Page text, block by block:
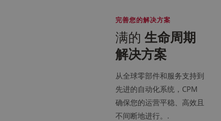
使用 CPM 的全面辅助产品系列增强您的粒度减小装
置，这些产品旨在实现无缝集成和提高运营效率。
完善您的解决方案
满的 生命周期
解决方案
从全球零部件和服务支持到
先进的自动化系统，CPM
确保您的运营平稳、高效且
不间断地进行。.